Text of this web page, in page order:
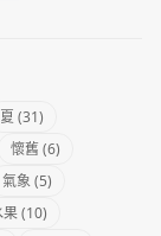
夏 (31)
懷舊 (6)
氣象 (5)
(10)